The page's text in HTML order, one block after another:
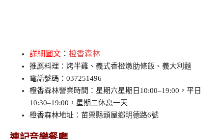
詳細圖文 ： 橙香森林
推薦料理：烤半雞、義式香橙燉肋條飯、義大利麵
電話號碼：037251496
橙香森林營業時間：星期六星期日10:00–19:00，平日
10:30–19:00，星期二休息一天
橙香森林地址：苗栗縣頭屋鄉明德路6號